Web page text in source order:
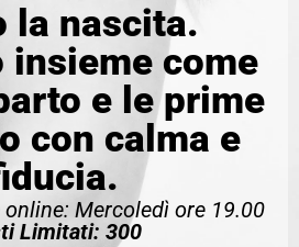
la nascita.
insieme come
e le prime
con calma e
Mercoledì ore 19.00
Limitati: 300